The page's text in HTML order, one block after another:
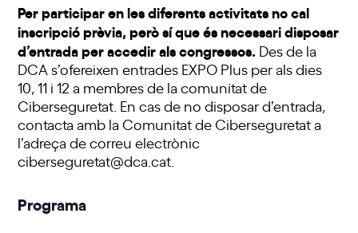
Per participar en les diferents activitats no cal
inscripció prèvia, però sí que és necessari disposar
d’entrada per accedir als congressos. Des de la
DCA s’ofereixen entrades EXPO Plus per als dies
10, 11 i 12 a membres de la comunitat de
Ciberseguretat. En cas de no disposar d’entrada,
contacta amb la Comunitat de Ciberseguretat a
l’adreça de correu electrònic
ciberseguretat@dca.cat
Programa